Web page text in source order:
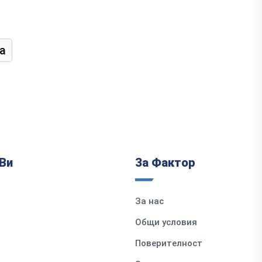
За Фактор
За нас
Общи условия
Поверителност